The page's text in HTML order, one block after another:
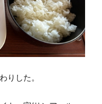
りした。